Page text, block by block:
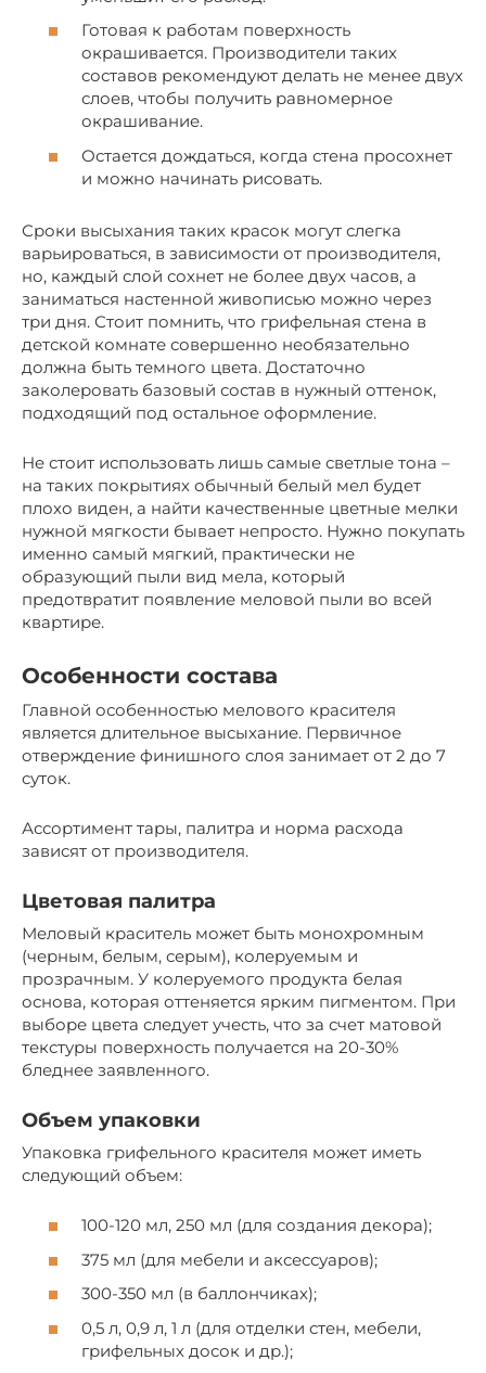
Готовая к работам поверхность
окрашивается. Производители таких
составов рекомендуют делать не менее двух
слоев, чтобы получить равномерное
окрашивание.
Остается дождаться, когда стена просохнет
и можно начинать рисовать.
Сроки высыхания таких красок могут слегка
варьироваться, в зависимости от производителя,
но, каждый слой сохнет не более двух часов, а
заниматься настенной живописью можно через
три дня. Стоит помнить, что грифельная стена в
детской комнате совершенно необязательно
должна быть темного цвета. Достаточно
заколеровать базовый состав в нужный оттенок,
подходящий под остальное оформление.
Не стоит использовать лишь самые светлые тона –
на таких покрытиях обычный белый мел будет
плохо виден, а найти качественные цветные мелки
нужной мягкости бывает непросто. Нужно покупать
именно самый мягкий, практически не
образующий пыли вид мела, который
предотвратит появление меловой пыли во всей
квартире.
Особенности состава
Главной особенностью мелового красителя
является длительное высыхание. Первичное
отверждение финишного слоя занимает от 2 до 7
суток.
Ассортимент тары, палитра и норма расхода
зависят от производителя.
Цветовая палитра
Меловый краситель может быть монохромным
(черным, белым, серым), колеруемым и
прозрачным. У колеруемого продукта белая
основа, которая оттеняется ярким пигментом. При
выборе цвета следует учесть, что за счет матовой
текстуры поверхность получается на 20-30%
бледнее заявленного.
Объем упаковки
Упаковка грифельного красителя может иметь
следующий объем:
100-120 мл, 250 мл (для создания декора);
375 мл (для мебели и аксессуаров);
300-350 мл (в баллончиках);
0,5 л, 0,9 л, 1 л (для отделки стен, мебели,
грифельных досок и др.);